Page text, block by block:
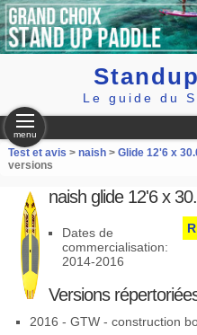
Le guide du
menu
Test et avis > naish> Glide 12'6 x
versions
naish glide 12'6 x
Dates de
commercialisation:
2014-2016
Versions
2016 - GTW - construction